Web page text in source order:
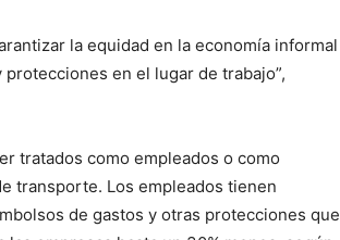
la equidad en la economía informal
en el lugar de trabajo”,
tratados como empleados o como
transporte. Los empleados tienen
de gastos y otras protecciones que